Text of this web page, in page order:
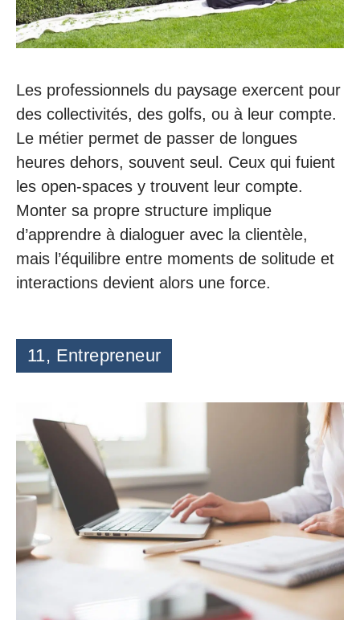
Les professionnels du paysage exercent pour
des collectivités, des golfs, ou à leur compte.
Le métier permet de passer de longues
heures dehors, souvent seul. Ceux qui fuient
les open-spaces y trouvent leur compte.
Monter sa propre structure implique
d’apprendre à dialoguer avec la clientèle,
mais l’équilibre entre moments de solitude et
interactions devient alors une force.
11, Entrepreneur